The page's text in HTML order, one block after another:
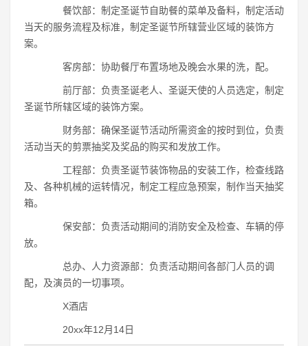
餐饮部：制定圣诞节自助餐的菜单及备料，制定活动
当天的服务流程及标准，制定圣诞节所辖营业区域的装饰方
案。
客房部：协助餐厅布置场地及晚会水果的洗，配。
前厅部：负责圣诞老人、圣诞天使的人员选定，制定
圣诞节所辖区域的装饰方案。
财务部：确保圣诞节活动所需资金的按时到位，负责
活动当天的剪票抽奖及奖品的购买和发放工作。
工程部：负责圣诞节装饰物品的安装工作，检查线路
及、各种机械的运转情况，制定工程应急预案，制作当天抽奖
箱。
保安部：负责活动期间的消防安全及检查、车辆的停
放。
总办、人力资源部：负责活动期间各部门人员的调
配，及演员的一切事项。
X酒店
20xx年12月14日